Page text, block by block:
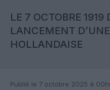
LE 7 OCTOBRE 1919
LANCEMENT
HOLLANDAISE
Publié le 7 octobre 2025 à